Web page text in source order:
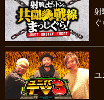
射
ぐ
ユ